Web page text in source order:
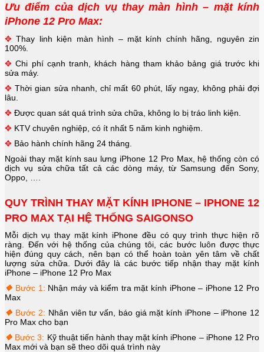
Ưu điểm của dịch vụ thay màn hình – mặt kính
iPhone 12 Pro Max:
✥ Thay linh kiện màn hình – mặt kính chính hãng, nguyên zin
100%.
✥ Chi phí cạnh tranh, khách hàng tham khảo bảng giá trước khi
sửa máy.
✥ Thời gian sửa nhanh, chỉ mất 60 phút, lấy ngay, không phải đợi
lâu.
✥ Được quan sát quá trình sửa chữa, không lo bị tráo linh kiện.
✥ KTV chuyên nghiệp, có ít nhất 5 năm kinh nghiệm.
✥ Bảo hành chính hãng 24 tháng.
Ngoài thay mặt kính sau lưng iPhone 12 Pro Max, hệ thống còn có
dịch vụ sửa chữa tất cả các dòng máy, từ Samsung đến Sony,
Oppo, ….
QUY TRÌNH THAY MẶT KÍNH IPHONE – IPHONE 12
PRO MAX TẠI HỆ THỐNG SAIGONSO
Mỗi dịch vụ thay mặt kính iPhone đều có quy trình thực hiện rõ
ràng. Đến với hệ thống của chúng tôi, các bước luôn được thực
hiện đúng quy cách, nên bạn có thể hoàn toàn yên tâm về chất
lượng sửa chữa. Dưới đây là các bước tiếp nhận thay mặt kính
iPhone – iPhone 12 Pro Max
❖ Bước 1: Nhận máy và kiểm tra mặt kính iPhone – iPhone 12 Pro
Max
❖ Bước 2: Nhân viên tư vấn, báo giá mặt kính iPhone – iPhone 12
Pro Max cho bạn
❖ Bước 3: Kỹ thuật tiến hành thay mặt kính iPhone – iPhone 12 Pro
Max mới và bạn sẽ theo dõi quá trình này